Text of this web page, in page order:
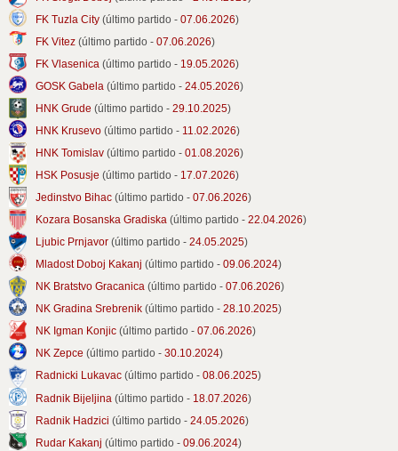
FK Tuzla City(último partido - 07.06.2026)
FK Vitez(último partido - 07.06.2026)
FK Vlasenica(último partido - 19.05.2026)
GOSK Gabela(último partido - 24.05.2026)
HNK Grude (último partido - 29.10.2025)
HNK Krusevo(último partido - 11.02.2026)
HNK Tomislav(último partido - 01.08.2026)
HSK Posusje (último partido - 17.07.2026)
Jedinstvo Bihac(último partido - 07.06.2026)
Kozara Bosanska Gradiska(último partido - 22.04.2026)
Ljubic Prnjavor(último partido - 24.05.2025)
Mladost Doboj Kakanj (último partido - 09.06.2024)
NK Bratstvo Gracanica(último partido - 07.06.2026)
NK Gradina Srebrenik(último partido - 28.10.2025)
NK Igman Konjic(último partido - 07.06.2026)
NK Zepce (último partido - 30.10.2024)
Radnicki Lukavac(último partido - 08.06.2025)
Radnik Bijeljina (último partido - 18.07.2026)
Radnik Hadzici (último partido - 24.05.2026)
Rudar Kakanj (último partido - 09.06.2024)